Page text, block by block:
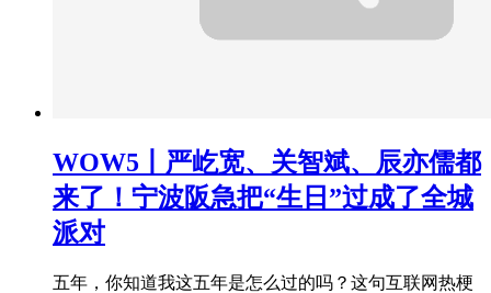
WOW5丨严屹宽、关智斌、辰亦儒都
来了！宁波阪急把“生日”过成了全城
派对
五年，你知道我这五年是怎么过的吗？这句互联网热梗